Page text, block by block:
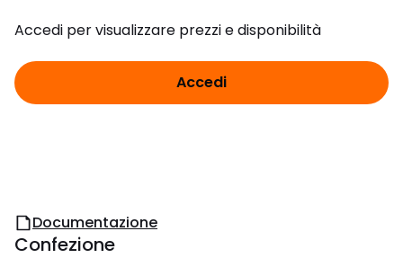
Accedi per visualizzare prezzi e disponibilità
Accedi
Documentazione
Confezione